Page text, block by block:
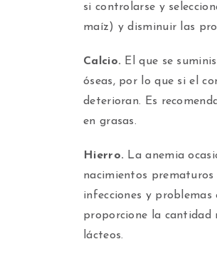
si controlarse y
maíz) y disminuir las
Calcio. El que se
óseas, por lo que si el
deterioran. Es
en grasas.
Hierro. La anemia
nacimientos
infecciones y
proporcione la cantidad
lácteos.